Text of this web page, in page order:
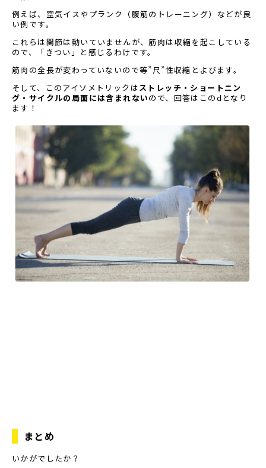
例えば、空気イスやプランク（腹筋のトレーニング）などが良
い例です。
これらは関節は動いていませんが、筋肉は収縮を起こしている
ので、「きつい」と感じるわけです。
筋肉の全長が変わっていないので等”尺”性収縮とよびます。
そして、このアイソメトリックはストレッチ・ショートニン
グ・サイクルの局面には含まれないので、回答はこのdとなり
ます！
まとめ
いかがでしたか？